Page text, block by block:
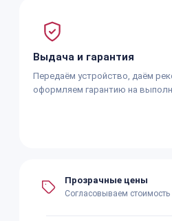
Выдача и гарантия
Передаём устройство, даём
оформляем гарантию на
Прозрачные цены
Согласовываем